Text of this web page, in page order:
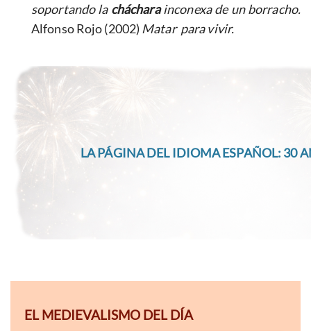
soportando la chácharainconexa de un borracho.
Alfonso Rojo (2002) Matar para vivir.
LA PÁGINA DEL IDIOMA ESPAÑOL: 30
EL MEDIEVALISMO DEL DÍA